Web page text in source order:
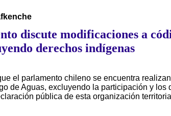
discute modificaciones a
derechos indígenas
el parlamento chileno se encuentra
de Aguas, excluyendo la participación y los
pública de esta organización